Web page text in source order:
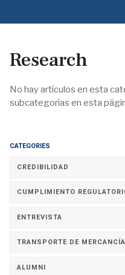
Research
No hay artículos en esta
subcategorías en esta
CATEGORIES
CREDIBILIDAD
CUMPLIMIENTO
ENTREVISTA
TRANSPORTE DE
ALUMNI